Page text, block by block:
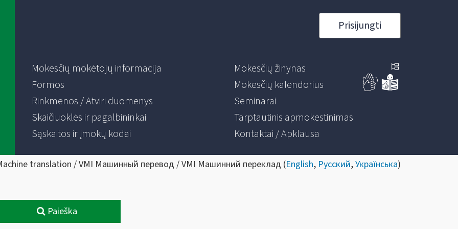
Prisijungti
Mokesčių mokėtojų informacija
Formos
Rinkmenos / Atviri duomenys
Skaičiuoklės ir pagalbininkai
Sąskaitos ir įmokų kodai
Mokesčių žinynas
Mokesčių kalendorius
Seminarai
Tarptautinis apmokestinimas
Kontaktai / Apklausa
translation / VMI Машинный перевод / VMI Машинний переклад (English, Русский,Українська)
Paieška